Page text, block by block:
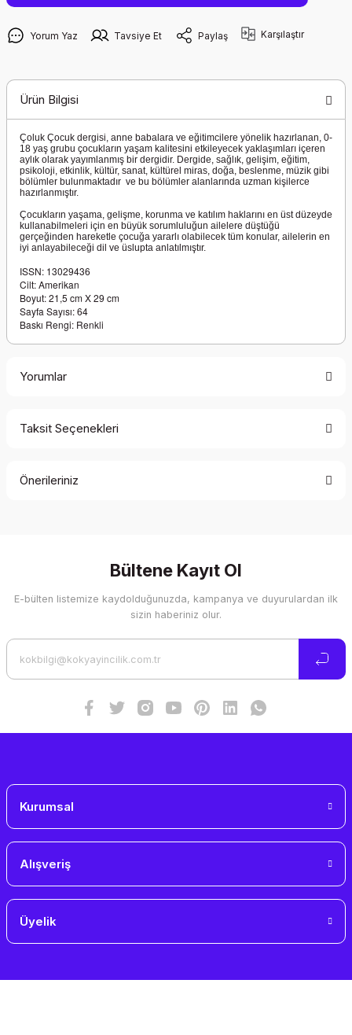
Yorum Yaz Tavsiye Et Paylaş Karşılaştır
Ürün Bilgisi
Çoluk Çocuk dergisi, anne babalara ve eğitimcilere yönelik hazırlanan, 0-
18 yaş grubu çocukların yaşam kalitesini etkileyecek yaklaşımları içeren
aylık olarak yayımlanmış bir dergidir. Dergide, sağlık, gelişim, eğitim,
psikoloji, etkinlik, kültür, sanat, kültürel miras, doğa, beslenme, müzik gibi
bölümler bulunmaktadır ve bu bölümler alanlarında uzman kişilerce
hazırlanmıştır.
Çocukların yaşama, gelişme, korunma ve katılım haklarını en üst düzeyde
kullanabilmeleri için en büyük sorumluluğun ailelere düştüğü
gerçeğinden hareketle çocuğa yararlı olabilecek tüm konular, ailelerin en
iyi anlayabileceği dil ve üslupta anlatılmıştır.
ISSN: 13029436
Cilt: Amerikan
Boyut: 21,5 cm X 29 cm
Sayfa Sayısı: 64
Baskı Rengi: Renkli
Yorumlar
Taksit Seçenekleri
Önerileriniz
Görüş ve önerileriniz için teşekkür ederiz.
Ürün resmi kalitesiz, bozuk veya görüntülenemiyor.
Bültene Kayıt Ol
E-bülten listemize kaydolduğunuzda, kampanya ve duyurulardan ilk
sizin haberiniz olur.
Kurumsal
Alışveriş
Üyelik